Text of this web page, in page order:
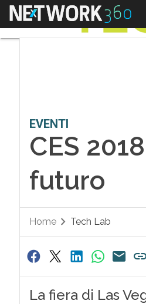
Menu
EVENTI
CES
futuro
Home Tech Lab
La fiera di Las